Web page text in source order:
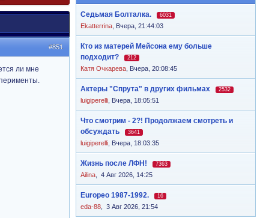
Седьмая Болталка. 6031
Ekatterrina Вчера, 21:44:03
Кто из матерей Мейсона ему больше
подходит?
212
Катя Очкарева Вчера, 20:08:45
Актеры "Спрута" в других фильмах 2532
luigiperelli Вчера, 18:05:51
Что смотрим - 2?! Продолжаем смотреть и
обсуждать
3641
luigiperelli Вчера, 18:03:35
Жизнь после ЛФН! 7363
Ailina 4 Авг 2026, 14:25
Europeo 1987-1992. 16
eda-88 3 Авг 2026, 21:54
#851
ли мне